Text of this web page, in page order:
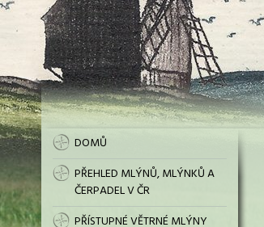
DOMŮ
PŘEHLED MLÝNŮ, MLÝNKŮ A
ČERPADEL V ČR
PŘÍSTUPNÉ VĚTRNÉ MLÝNY